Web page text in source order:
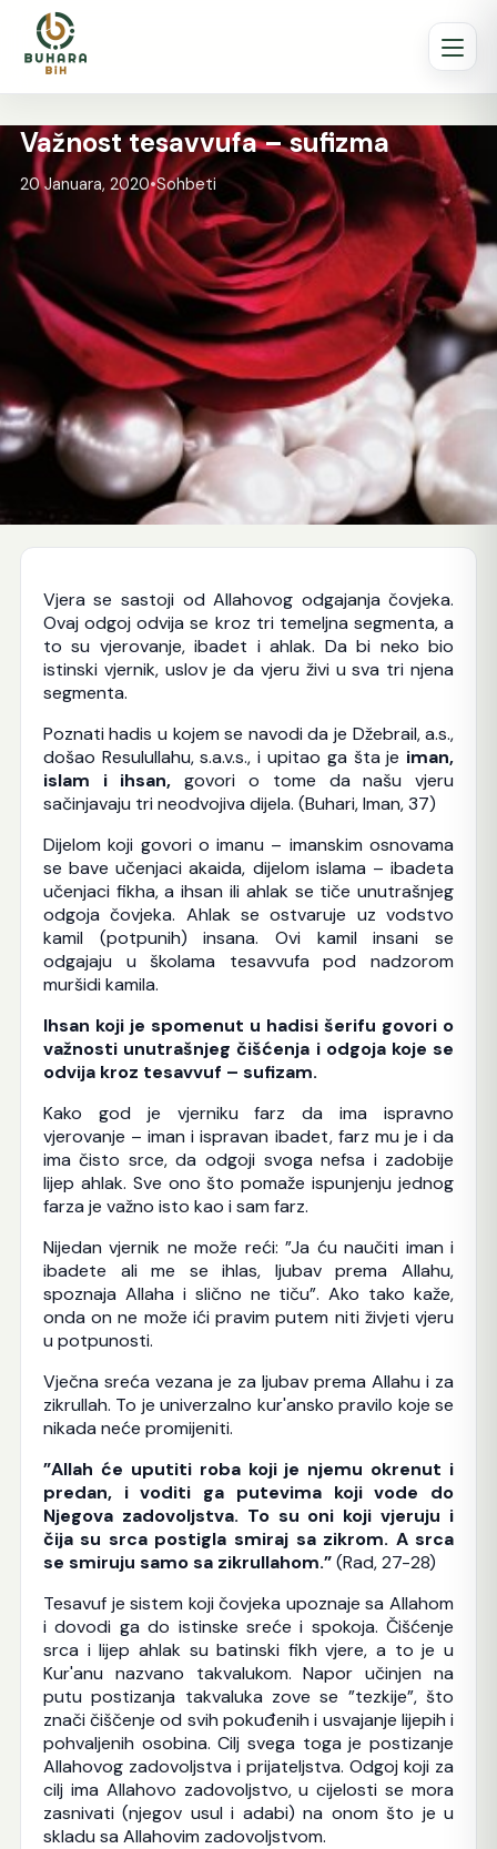
Važnost tesavvufa – sufizma
20 Januara, 2020•Sohbeti
Vjera se sastoji od Allahovog odgajanja čovjeka.
Ovaj odgoj odvija se kroz tri temeljna segmenta, a
to su vjerovanje, ibadet i ahlak. Da bi neko bio
istinski vjernik, uslov je da vjeru živi u sva tri njena
segmenta.
Poznati hadis u kojem se navodi da je Džebrail, a.s.,
došao Resulullahu, s.a.v.s., i upitao ga šta je iman,
islam i ihsan, govori o tome da našu vjeru
sačinjavaju tri neodvojiva dijela. (Buhari, Iman, 37)
Dijelom koji govori o imanu – imanskim osnovama
se bave učenjaci akaida, dijelom islama – ibadeta
učenjaci fikha, a ihsan ili ahlak se tiče unutrašnjeg
odgoja čovjeka. Ahlak se ostvaruje uz vodstvo
kamil (potpunih) insana. Ovi kamil insani se
odgajaju u školama tesavvufa pod nadzorom
muršidi kamila.
Ihsan koji je spomenut u hadisi šerifu govori o
važnosti unutrašnjeg čišćenja i odgoja koje se
odvija kroz tesavvuf – sufizam.
Kako god je vjerniku farz da ima ispravno
vjerovanje – iman i ispravan ibadet, farz mu je i da
ima čisto srce, da odgoji svoga nefsa i zadobije
lijep ahlak. Sve ono što pomaže ispunjenju jednog
farza je važno isto kao i sam farz.
Nijedan vjernik ne može reći: ”Ja ću naučiti iman i
ibadete ali me se ihlas, ljubav prema Allahu,
spoznaja Allaha i slično ne tiču”. Ako tako kaže,
onda on ne može ići pravim putem niti živjeti vjeru
u potpunosti.
Vječna sreća vezana je za ljubav prema Allahu i za
zikrullah. To je univerzalno kur'ansko pravilo koje se
nikada neće promijeniti.
”Allah će uputiti roba koji je njemu okrenut i
predan, i voditi ga putevima koji vode do
Njegova zadovoljstva. To su oni koji vjeruju i
čija su srca postigla smiraj sa zikrom. A srca
se smiruju samo sa zikrullahom.”(Rad, 27-28)
Tesavuf je sistem koji čovjeka upoznaje sa Allahom
i dovodi ga do istinske sreće i spokoja. Čišćenje
srca i lijep ahlak su batinski fikh vjere, a to je u
Kur'anu nazvano takvalukom. Napor učinjen na
putu postizanja takvaluka zove se ”tezkije”, što
znači čiščenje od svih pokuđenih i usvajanje lijepih i
pohvaljenih osobina. Cilj svega toga je postizanje
Allahovog zadovoljstva i prijateljstva. Odgoj koji za
cilj ima Allahovo zadovoljstvo, u cijelosti se mora
zasnivati (njegov usul i adabi) na onom što je u
skladu sa Allahovim zadovoljstvom.